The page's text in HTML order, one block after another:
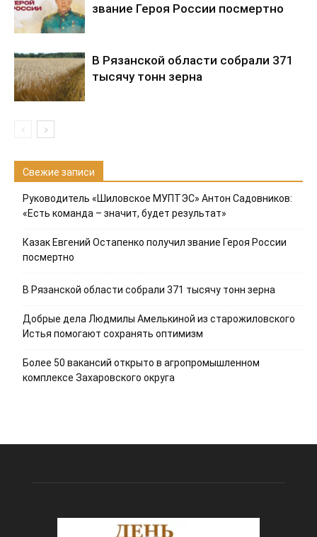
звание Героя России посмертно
В Рязанской области собрали 371
тысячу тонн зерна
Свежие записи
Руководитель «Шиловское МУПТЭС» Антон Садовников:
«Есть команда – значит, будет результат»
Казак Евгений Остапенко получил звание Героя России
посмертно
В Рязанской области собрали 371 тысячу тонн зерна
Добрые дела Людмилы Амелькиной из старожиловского
Истья помогают сохранять оптимизм
Более 50 вакансий открыто в агропромышленном
комплексе Захаровского округа